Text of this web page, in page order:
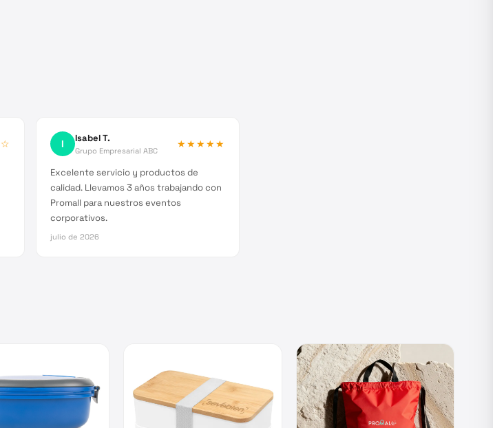
☆ I Isabel T.
Grupo Empresarial ABC
★★★★★
Excelente servicio y productos de
calidad. Llevamos 3 años trabajando con
Promall para nuestros eventos
corporativos.
julio de 2026